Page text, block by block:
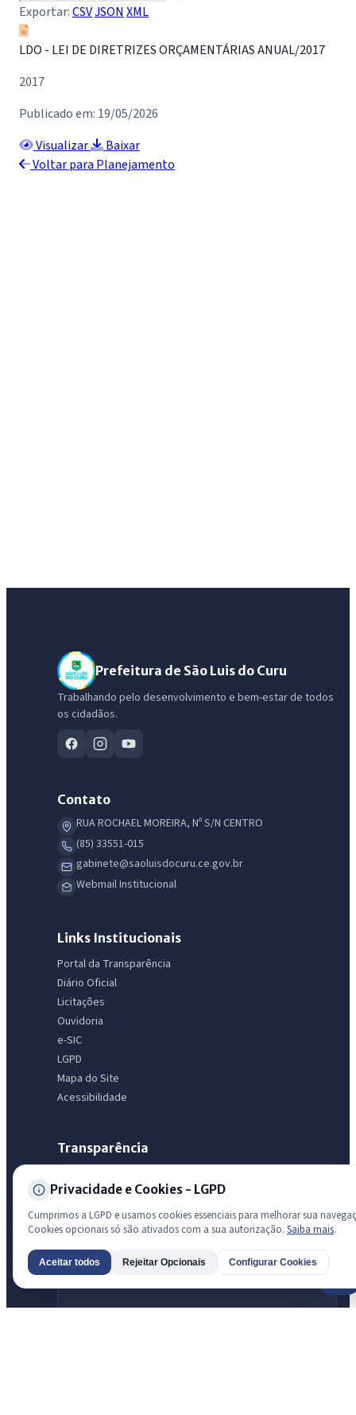
Exportar:CSVJSON XML
LDO - LEI DE DIRETRIZES ORÇAMENTÁRIAS ANUAL/2017
2017
Publicado em: 19/05/2026
Visualizar
Baixar
Voltar para Planejamento
Prefeitura de São Luis do Curu
Trabalhando pelo desenvolvimento e bem-estar de todos
os cidadãos.
Contato
RUA ROCHAEL MOREIRA, Nº S/N CENTRO
(85) 33551-015
gabinete@saoluisdocuru.ce.gov.br
Webmail Institucional
Links Institucionais
Portal da Transparência
Diário Oficial
Licitações
Ouvidoria
e-SIC
LGPD
Mapa do Site
Acessibilidade
Transparência
Radar da Transparência Pública
Sistema oficial ATRICON/PNTP
Diagnóstico Atricon
Privacidade e Cookies - LGPD
Cumprimos a LGPD e usamos cookies essenciais para melhorar sua
Cookies opcionais só são ativados com a sua autorização. Saiba mais.
Aceitar todos Rejeitar Opcionais Configurar Cookies
IntGest AI
Assistente do Portal
licitações, estrutura ou transparência do município.
Licitações abertas Carta de serviços